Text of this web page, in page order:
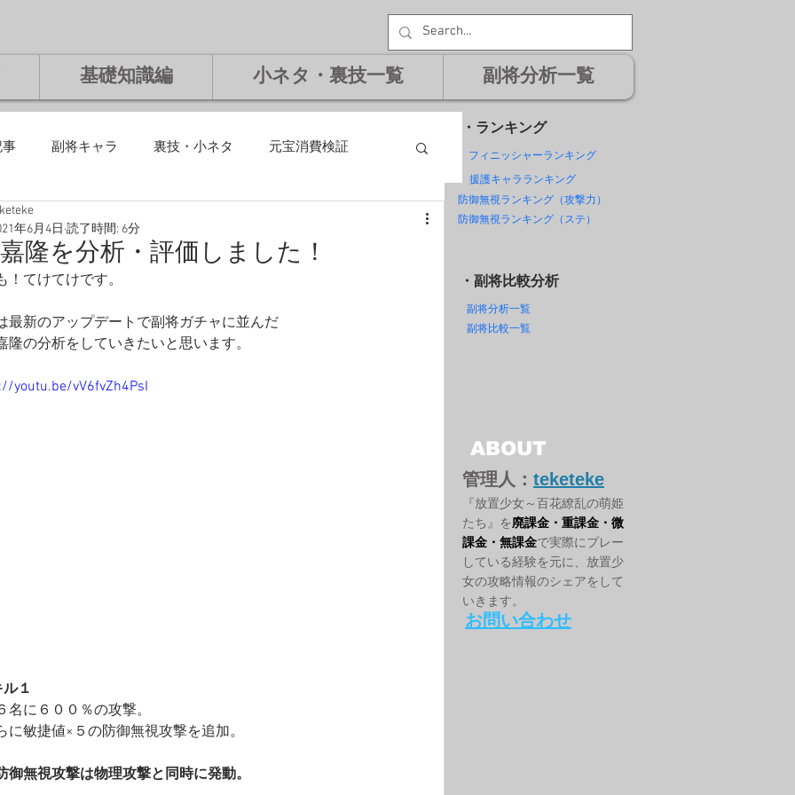
基礎知識編 小ネタ・裏技一覧 副将分析一覧
事 副将キャラ 裏技・小ネタ 元宝消費検証
金編
交換副将 ランキング
隆を分析・評価しました！
年6月4日 読了時間: 6分
！てけてけです。
最新のアップデートで副将ガチャに並んだ
隆の分析をしていきたいと思います。
youtu.be/vV6fvZh4PsI
１
に６００％の攻撃。
敏捷値×５の防御無視攻撃を追加。
無視攻撃は物理攻撃と同時に発動。
フィニッシャーランキング
援護キャラランキング
防御無視ランキング（攻撃力）
防御無視ランキング（ステ）
・ランキング
副将分析一覧
副将比較一覧
・副将比較分析
お問い合わせ
ABOUT
管理人： teketeke
『放置少女～百花繚乱の萌姫
たち』を廃課金・重課金・微
課金・無課金で実際にプレー
している経験を元に、放置少
女の攻略情報のシェアをして
いきます。